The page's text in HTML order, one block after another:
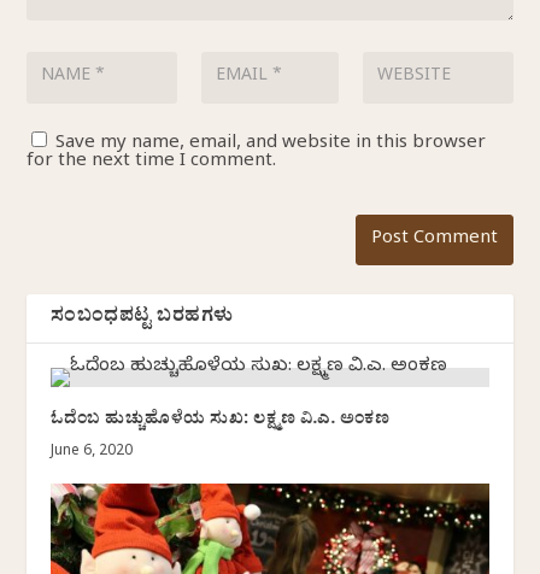
Save my name, email, and website in this browser
for the next time I comment.
ಸಂಬಂಧಪಟ್ಟ ಬರಹಗಳು
ಓದೆಂಬ ಹುಚ್ಚುಹೊಳೆಯ ಸುಖ: ಲಕ್ಷ್ಮಣ ವಿ.ಎ. ಅಂಕಣ
June 6, 2020